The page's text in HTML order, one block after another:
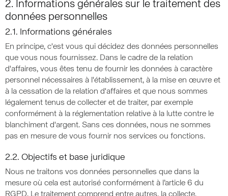
2. Informations générales sur le traitement des
données personnelles
2.1. Informations générales
En principe, c'est vous qui décidez des données personnelles
que vous nous fournissez. Dans le cadre de la relation
d'affaires, vous êtes tenu de fournir les données à caractère
personnel nécessaires à l'établissement, à la mise en œuvre et
à la cessation de la relation d'affaires et que nous sommes
légalement tenus de collecter et de traiter, par exemple
conformément à la réglementation relative à la lutte contre le
blanchiment d'argent. Sans ces données, nous ne sommes
pas en mesure de vous fournir nos services ou fonctions.
2.2. Objectifs et base juridique
Nous ne traitons vos données personnelles que dans la
mesure où cela est autorisé conformément à l’article 6 du